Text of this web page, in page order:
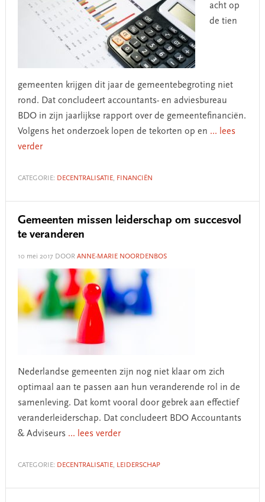
acht op
de tien
gemeenten krijgen dit jaar de gemeentebegroting niet
rond. Dat concludeert accountants- en adviesbureau
BDO in zijn jaarlijkse rapport over de gemeentefinanciën.
Volgens het onderzoek lopen de tekorten op en ... lees
verder
CATEGORIE: DECENTRALISATIE, FINANCIËN
Gemeenten missen leiderschap om succesvol
te veranderen
10 mei 2017 DOOR ANNE-MARIE NOORDENBOS
Nederlandse gemeenten zijn nog niet klaar om zich
optimaal aan te passen aan hun veranderende rol in de
samenleving. Dat komt vooral door gebrek aan effectief
veranderleiderschap. Dat concludeert BDO Accountants
& Adviseurs ... lees verder
CATEGORIE: DECENTRALISATIE, LEIDERSCHAP